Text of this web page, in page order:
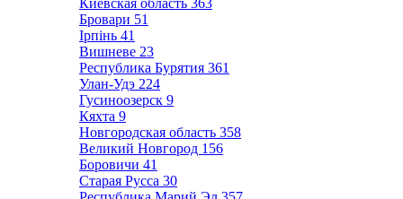
Киевская область 363
Бровари 51
Ірпінь 41
Вишневе 23
Республика Бурятия 361
Улан-Удэ 224
Гусиноозерск 9
Кяхта 9
Новгородская область 358
Великий Новгород 156
Боровичи 41
Старая Русса 30